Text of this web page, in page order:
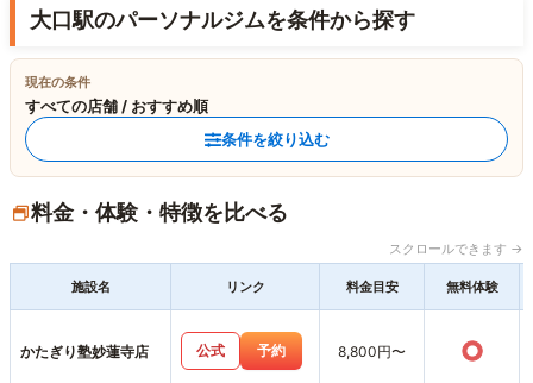
大口駅のパーソナルジムを条件から探す
現在の条件
すべての店舗 / おすすめ順
条件を絞り込む
料金・体験・特徴を比べる
スクロールできます →
施設名 リンク 料金目安 無料体験
かたぎり塾妙蓮寺店 公式 予約 8,800円〜 ○